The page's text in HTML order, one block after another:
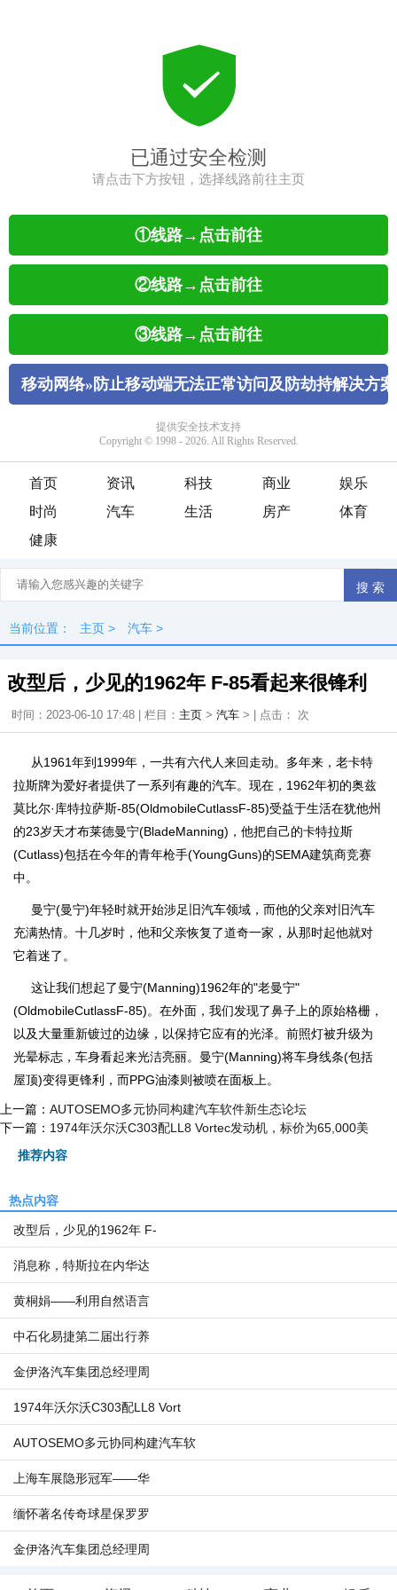
首页 资讯 科技 商业
娱乐
时尚
汽车 生活 房产
体育
健康
当前位置： 主页 > 汽车 >
改型后，少见的1962年 F-85看起来很锋利
时间：2023-06-10 17:48 | 栏目： 主页 > 汽车 > | 点击： 次
从1961年到1999年，一共有六代人来回走动。多年来，老卡特
拉斯牌为爱好者提供了一系列有趣的汽车。现在，1962年初的奥兹
莫比尔·库特拉萨斯-85(OldmobileCutlassF-85)受益于生活在犹他州
的23岁天才布莱德曼宁(BladeManning)，他把自己的卡特拉斯
(Cutlass)包括在今年的青年枪手(YoungGuns)的SEMA建筑商竞赛
中。
曼宁(曼宁)年轻时就开始涉足旧汽车领域，而他的父亲对旧汽车
充满热情。十几岁时，他和父亲恢复了道奇一家，从那时起他就对
它着迷了。
这让我们想起了曼宁(Manning)1962年的"老曼宁"
(OldmobileCutlassF-85)。在外面，我们发现了鼻子上的原始格栅，
以及大量重新镀过的边缘，以保持它应有的光泽。前照灯被升级为
光晕标志，车身看起来光洁亮丽。曼宁(Manning)将车身线条(包括
屋顶)变得更锋利，而PPG油漆则被喷在面板上。
上一篇： AUTOSEMO多元协同构建汽车软件新生态论坛
下一篇： 1974年沃尔沃C303配LL8 Vortec发动机，标价为65,000美
推荐内容
热点内容
改型后，少见的1962年 F-
消息称，特斯拉在内华达
黄桐娟——利用自然语言
中石化易捷第二届出行养
金伊洛汽车集团总经理周
1974年沃尔沃C303配LL8 Vort
AUTOSEMO多元协同构建汽车软
上海车展隐形冠军——华
缅怀著名传奇球星保罗罗
金伊洛汽车集团总经理周